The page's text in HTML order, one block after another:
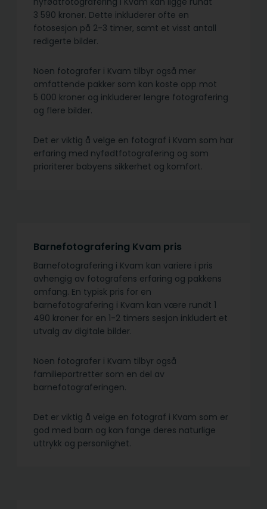
3 590 kroner. Dette inkluderer ofte en
fotosesjon på 2-3 timer, samt et visst antall
redigerte bilder.
Noen fotografer i Kvam tilbyr også mer
omfattende pakker som kan koste opp mot
5 000 kroner og inkluderer lengre fotografering
og flere bilder.
Det er viktig å velge en fotograf i Kvam som har
erfaring med nyfødtfotografering og som
prioriterer babyens sikkerhet og komfort.
Barnefotografering Kvam pris
Barnefotografering i Kvam kan variere i pris
avhengig av fotografens erfaring og pakkens
omfang. En typisk pris for en
barnefotografering i Kvam kan være rundt 1
490 kroner for en 1-2 timers sesjon inkludert et
utvalg av digitale bilder.
Noen fotografer i Kvam tilbyr også
familieportretter som en del av
barnefotograferingen.
Det er viktig å velge en fotograf i Kvam som er
god med barn og kan fange deres naturlige
uttrykk og personlighet.